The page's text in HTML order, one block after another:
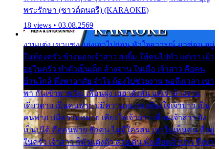
พระรักษา (ซาวด์ดนตรี) (KARAOKE)
18 views • 03.08.2569
งานแต่ง เขาแซง แย่งเอาไปก่อน หัวใจอาวรณ์ มาซ่อน อยู่
ในห้องครัว ข้างนอกเจ้าสาว ส่งยิ้ม ให้คนไปทั่ว แต่เรา เฝ้า
อยู่ในครัว ทำตัวเป็นเด็ก ล้างจาน ในเมื่อ เจ้าสาว คือคน
บ้านใกล้ พึ่งพาอาศัย จำใจ ต้องไปช่วยงาน พอถึงเวลา เขา
พา กันเข้าพาขวัญ เพื่อนฝูง เฮฮาดังลั่น แต่เราล้างจาน
เดียวดาย เป็นคนพ่าย บ่มีความหมาย เคียงใจเจ้าบ่าว เป็น
คนพ่าย บ่มีความหมาย เคียงใจเจ้าบ่าว เพื่อนเจ้าสาว ยัง
เป็นบ่ได้ คือคนพ่าย ฮักคน ไม่มีใครสน เขาไม่เห็นคน ที่อยู่
ในครัว เจ้าสาว ก็มัวแต่งตัว สวยเด่น นั่งเคียงเจ้าบ่าว ที่เขา